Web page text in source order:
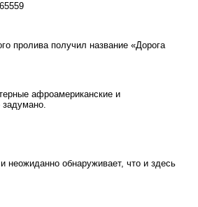
пролива получил название «Дорога
афроамериканские и
задумано.
неожиданно обнаруживает, что и здесь